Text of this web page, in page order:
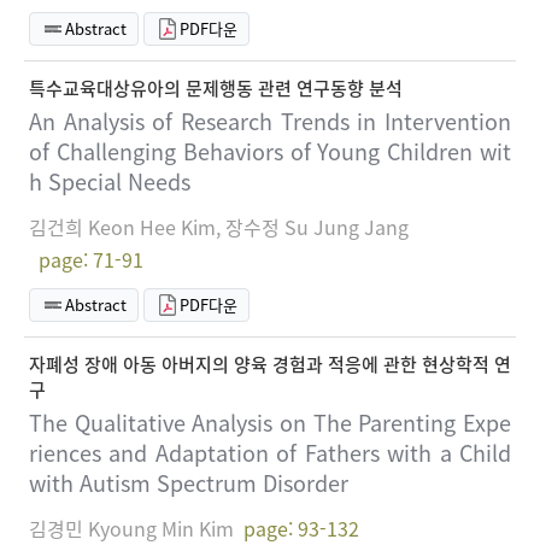
Abstract PDF다운
특수교육대상유아의 문제행동 관련 연구동향 분석
An Analysis of Research Trends in Intervention
of Challenging Behaviors of Young Children wit
h Special Needs
김건희 Keon Hee Kim, 장수정 Su Jung Jang
page: 71-91
Abstract PDF다운
자폐성 장애 아동 아버지의 양육 경험과 적응에 관한 현상학적 연
구
The Qualitative Analysis on The Parenting Expe
riences and Adaptation of Fathers with a Child
with Autism Spectrum Disorder
김경민 Kyoung Min Kim page: 93-132